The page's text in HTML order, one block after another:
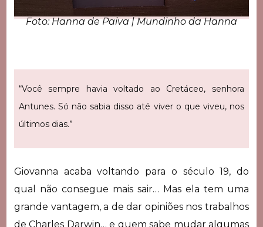
Foto: Hanna de Paiva | Mundinho da Hanna
“Você sempre havia voltado ao Cretáceo, senhora
Antunes. Só não sabia disso até viver o que viveu, nos
últimos dias.”
Giovanna acaba voltando para o século 19, do
qual não consegue mais sair… Mas ela tem uma
grande vantagem, a de dar opiniões nos trabalhos
de Charles Darwin… e quem sabe mudar algumas